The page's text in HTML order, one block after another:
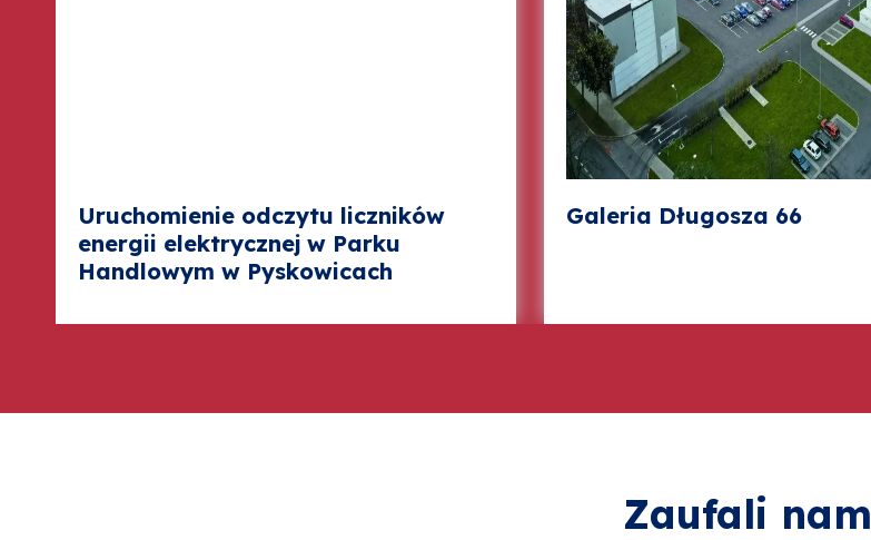
Uruchomienie odczytu liczników
energii elektrycznej w Parku
Handlowym w Pyskowicach
Galeria Długosza 66
Zaufali nam